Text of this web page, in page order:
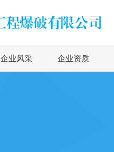
企业风采 企业资质